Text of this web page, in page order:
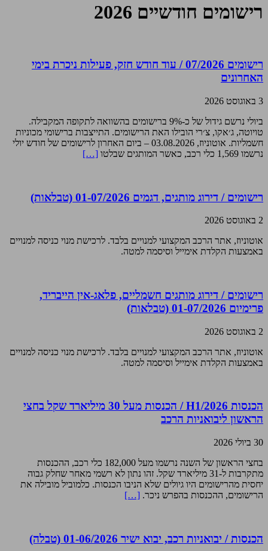
רישומים חודשיים 2026
רישומים 07/2026 / עוד חודש חזק, פעילות ניכרת בימי
האחרונים
3 באוגוסט 2026
ביולי נרשם גידול של כ-9% ברישומים בהשוואה לתקופה המקבילה.
טויוטה, ג׳אקו, צ׳רי הובילו האת הרישומים. התייצבות ברישומי מכוניות
חשמליות. אוטוניוז, 03.08.2026 – ביום האחרון לרישומים של חודש יולי
נרשמו 1,569 כלי רכב, כאשר המותגים שבלטו
[…]
רישומים / דירוג מותגים, דגמים 01-07/2026 (טבלאות)
2 באוגוסט 2026
אוטוניוז, אתר הרכב המקצועי למנויים בלבד. לרכישת מנוי כניסה למנויים
באמצעות הקלדת אימייל וסיסמה למטה.
רישומים / דירוג מותגים חשמליים, פלאג-אין הייבריד,
פרימיום 01-07/2026 (טבלאות)
2 באוגוסט 2026
אוטוניוז, אתר הרכב המקצועי למנויים בלבד. לרכישת מנוי כניסה למנויים
באמצעות הקלדת אימייל וסיסמה למטה.
הכנסות H1/2026 / הכנסות מעל 30 מיליארד שקל בחצי
הראשון ליבואניות הרכב
30 ביולי 2026
בחצי הראשון של השנה נרשמו מעל 182,000 כלי רכב, ההכנסות
מתקרבות ל-31 מיליארד שקל. זהו נתון לא רשמי מאחר שחלק גבוה
יחסית מהרישומים היו גיולים שלא הניבו הכנסות. כלמוביל מובילה את
הרישומים, ההכנסות בהפרש ניכר. […]
הכנסות / יבואניות רכב, יבוא ישיר 01-06/2026 (טבלה)